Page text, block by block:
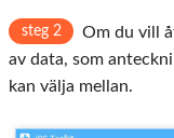
steg 2
Om du vill
av data, som
kan välja mellan.